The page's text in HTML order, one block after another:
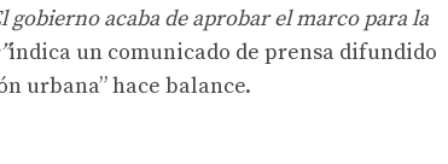
gobierno acaba de aprobar el marco para la
indica un comunicado de prensa difundido
urbana” hace balance.